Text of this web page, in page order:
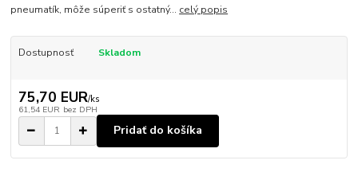
pneumatík, môže súperiť s ostatný... celý popis
Dostupnosť Skladom
75,70 EUR/ks
61,54 EUR bez DPH
Pridať do košíka